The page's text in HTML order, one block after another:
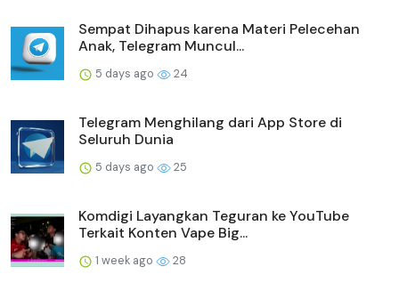
Sempat Dihapus karena Materi Pelecehan
Anak, Telegram Muncul...
5 days ago 24
Telegram Menghilang dari App Store di
Seluruh Dunia
5 days ago 25
Komdigi Layangkan Teguran ke YouTube
Terkait Konten Vape Big...
1 week ago 28